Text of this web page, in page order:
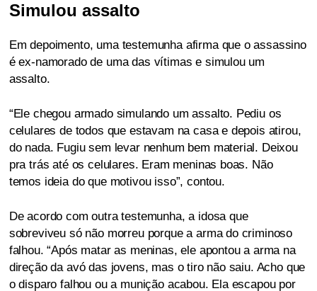
Simulou assalto
Em depoimento, uma testemunha afirma que o assassino
é ex-namorado de uma das vítimas e simulou um
assalto.
“Ele chegou armado simulando um assalto. Pediu os
celulares de todos que estavam na casa e depois atirou,
do nada. Fugiu sem levar nenhum bem material. Deixou
pra trás até os celulares. Eram meninas boas. Não
temos ideia do que motivou isso”, contou.
De acordo com outra testemunha, a idosa que
sobreviveu só não morreu porque a arma do criminoso
falhou. “Após matar as meninas, ele apontou a arma na
direção da avó das jovens, mas o tiro não saiu. Acho que
o disparo falhou ou a munição acabou. Ela escapou por